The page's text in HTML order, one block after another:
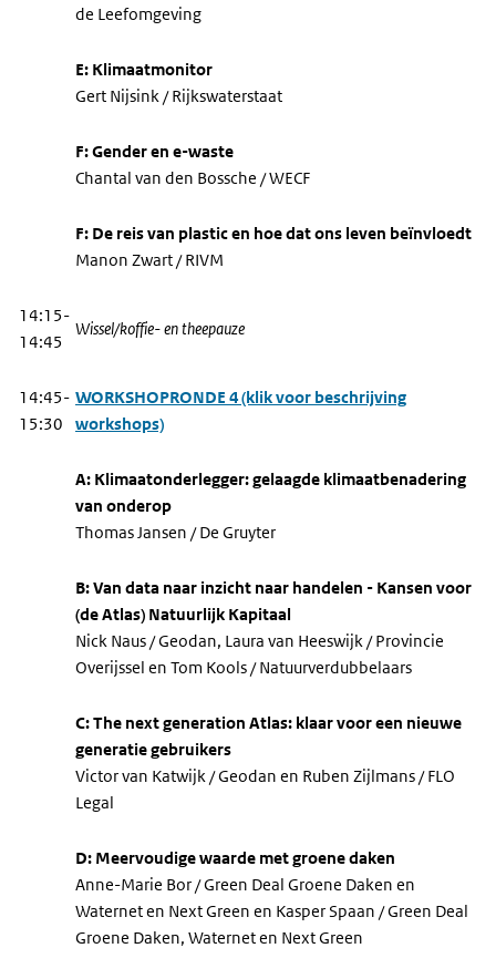
de Leefomgeving
E: Klimaatmonitor
Gert Nijsink / Rijkswaterstaat
F: Gender en e-waste
Chantal van den Bossche / WECF
F: De reis van plastic en hoe dat ons leven beïnvloedt
Manon Zwart / RIVM
14:15-
14:45
Wissel/koffie- en theepauze
14:45-
15:30
WORKSHOPRONDE 4 (klik voor beschrijving
workshops)
A: Klimaatonderlegger: gelaagde klimaatbenadering
van onderop
Thomas Jansen / De Gruyter
B: Van data naar inzicht naar handelen - Kansen voor
(de Atlas) Natuurlijk Kapitaal
Nick Naus / Geodan, Laura van Heeswijk / Provincie
Overijssel en Tom Kools / Natuurverdubbelaars
C: The next generation Atlas: klaar voor een nieuwe
generatie gebruikers
Victor van Katwijk / Geodan en Ruben Zijlmans / FLO
Legal
D: Meervoudige waarde met groene daken
Anne-Marie Bor / Green Deal Groene Daken en
Waternet en Next Green en Kasper Spaan / Green Deal
Groene Daken, Waternet en Next Green